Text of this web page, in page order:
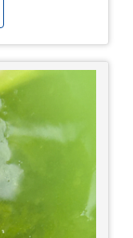
た自分へのお
美味しいです
♪